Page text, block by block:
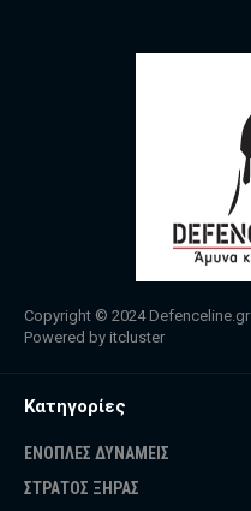
Copyright © 2024 Defenceline.gr
Powered by itcluster
Κατηγορίες
ΕΝΟΠΛΕΣ ΔΥΝΑΜΕΙΣ
ΣΤΡΑΤΟΣ ΞΗΡΑΣ